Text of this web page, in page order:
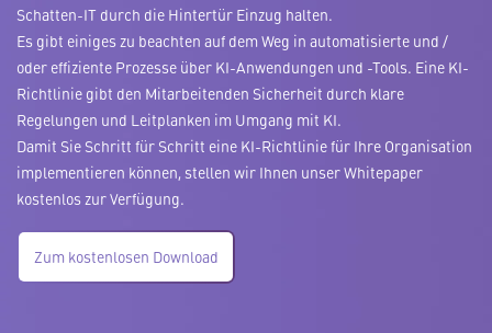
Schatten-IT durch die Hintertür Einzug halten.
Es gibt einiges zu beachten auf dem Weg in automatisierte und /
oder effiziente Prozesse über KI-Anwendungen und -Tools. Eine KI-
Richtlinie gibt den Mitarbeitenden Sicherheit durch klare
Regelungen und Leitplanken im Umgang mit KI.
Damit Sie Schritt für Schritt eine KI-Richtlinie für Ihre Organisation
implementieren können, stellen wir Ihnen unser Whitepaper
kostenlos zur Verfügung.
Zum kostenlosen Download